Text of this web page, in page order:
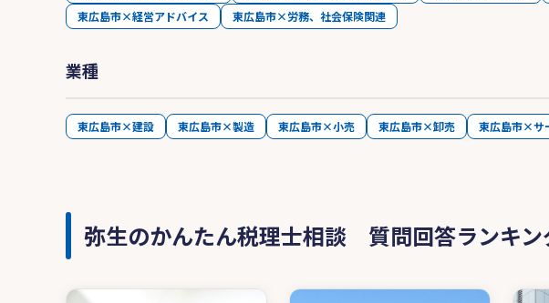
東広島市×経営アドバイス
東広島市×労務、社会保険関連
業種
東広島市×建設 東広島市×製造 東広島市×小売 東広島市×卸売 東広島市×サ
弥生のかんたん税理士相談 質問回答ランキン